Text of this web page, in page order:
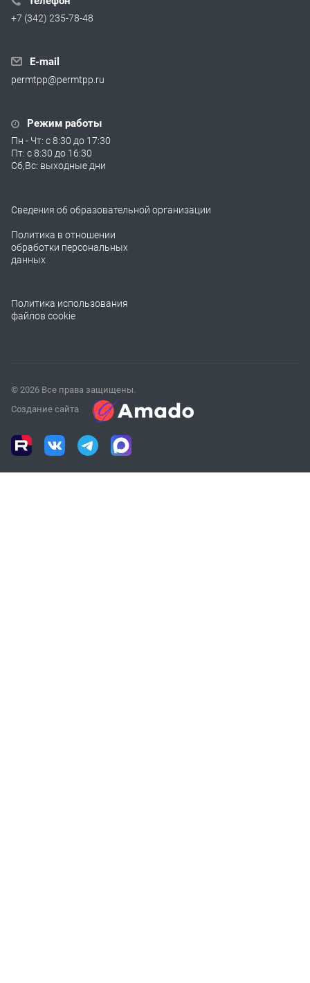
+7 (342) 235-78-48
E-mail
permtpp@permtpp.ru
Режим работы
Пн - Чт: с 8:30 до 17:30
Пт: с 8:30 до 16:30
Сб,Вс: выходные дни
Сведения об образовательной организации
Политика в отношении
обработки персональных
данных
Политика использования
файлов cookie
© 2026 Все права защищены.
Создание сайта